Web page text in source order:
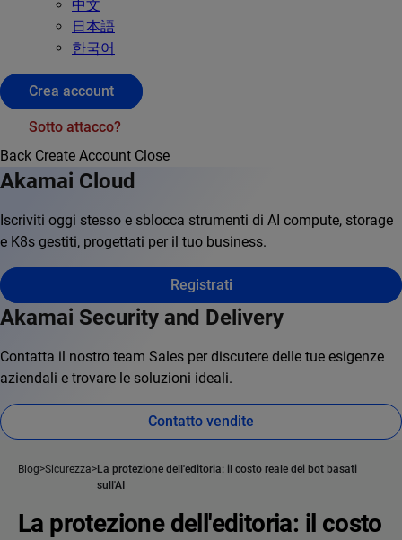
中文
日本語
한국어
Crea account
Sotto attacco?
Back Create Account Close
Akamai Cloud
Iscriviti oggi stesso e sblocca strumenti di AI compute, storage
e K8s gestiti, progettati per il tuo business.
Registrati
Akamai Security and Delivery
Contatta il nostro team Sales per discutere delle tue esigenze
aziendali e trovare le soluzioni ideali.
Contatto vendite
Blog Sicurezza
La protezione dell'editoria: il costo reale dei bot basati
sull'AI
La protezione dell'editoria: il costo